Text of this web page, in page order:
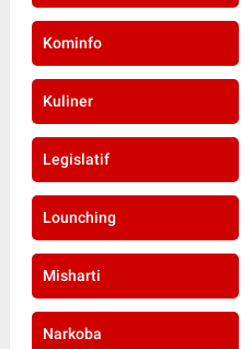
Kominfo
Kuliner
Legislatif
Lounching
Misharti
Narkoba